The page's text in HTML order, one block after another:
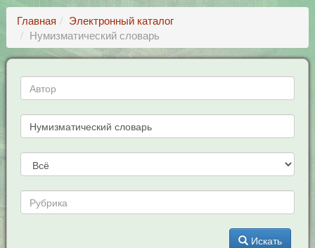
Главная
Электронный каталог
Нумизматический словарь
Искать